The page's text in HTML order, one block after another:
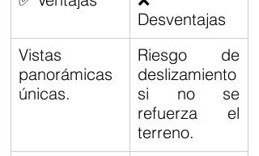
Desventajas
Vistas
panorámicas
únicas.
Riesgo de
deslizamiento
si no se
refuerza el
terreno.